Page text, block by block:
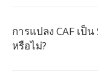
การแปลง CAF เป็
หรือไม่?